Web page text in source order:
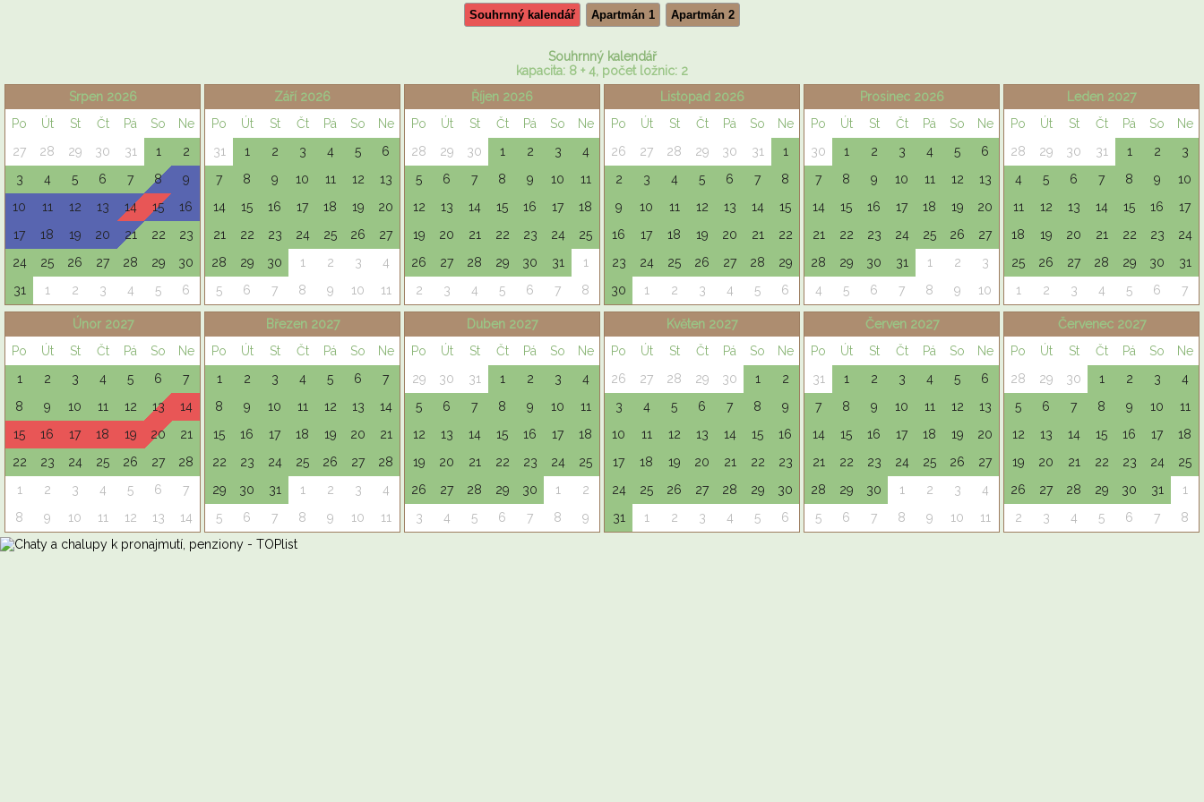
Souhrnný kalendář Apartmán 1 Apartmán 2
Souhrnný kalendář
kapacita: 8 + 4, počet ložnic: 2
Srpen 2026
Po
Út St Čt Pá So
Ne
27
28 29 30 31 1
2
3
4 5 6 7 8
9
10
11 12 13 14 15
16
17
18 19 20 21 22
23
24
25 26 27 28 29
30
31
1 2 3 4 5 6
Září 2026
Po
Út St Čt Pá So
Ne
31
1 2 3 4 5
6
7
8 9 10 11 12
13
14
15 16 17 18 19
20
21
22 23 24 25 26
27
28
29 30 1 2 3
4
5
6 7 8 9 10 11
Říjen 2026
Po
Út St Čt Pá So
Ne
28
29 30 1 2 3
4
5
6 7 8 9 10
11
12
13 14 15 16 17
18
19
20 21 22 23 24
25
26
27 28 29 30 31
1
2
3 4 5 6 7 8
Listopad 2026
Po
Út St Čt Pá So
Ne
26
27 28 29 30 31
1
2
3 4 5 6 7
8
9
10 11 12 13 14
15
16
17 18 19 20 21
22
23
24 25 26 27 28
29
30
1 2 3 4 5 6
Prosinec 2026
Po
Út St Čt Pá So
Ne
30
1 2 3 4 5
6
7
8 9 10 11 12
13
14
15 16 17 18 19
20
21
22 23 24 25 26
27
28
29 30 31 1 2
3
4
5 6 7 8 9 10
Leden 2027
Po
Út St Čt Pá So
Ne
28
29 30 31 1 2
3
4
5 6 7 8 9
10
11
12 13 14 15 16
17
18
19 20 21 22 23
24
25
26 27 28 29 30
31
1
2 3 4 5 6 7
Únor 2027
Po
Út St Čt Pá So
Ne
1
2 3 4 5 6
7
8
9 10 11 12 13
14
15
16 17 18 19 20
21
22
23 24 25 26 27
28
1
2 3 4 5 6
7
8
9 10 11 12 13 14
Březen 2027
Po
Út St Čt Pá So
Ne
1
2 3 4 5 6
7
8
9 10 11 12 13
14
15
16 17 18 19 20
21
22
23 24 25 26 27
28
29
30 31 1 2 3
4
5
6 7 8 9 10 11
Duben 2027
Po
Út St Čt Pá So
Ne
29
30 31 1 2 3
4
5
6 7 8 9 10
11
12
13 14 15 16 17
18
19
20 21 22 23 24
25
26
27 28 29 30 1
2
3
4 5 6 7 8 9
Květen 2027
Po
Út St Čt Pá So
Ne
26
27 28 29 30 1
2
3
4 5 6 7 8
9
10
11 12 13 14 15
16
17
18 19 20 21 22
23
24
25 26 27 28 29
30
31
1 2 3 4 5 6
Červen 2027
Po
Út St Čt Pá So
Ne
31
1 2 3 4 5
6
7
8 9 10 11 12
13
14
15 16 17 18 19
20
21
22 23 24 25 26
27
28
29 30 1 2 3
4
5
6 7 8 9 10 11
Červenec 2027
Po
Út St Čt Pá So
Ne
28
29 30 1 2 3
4
5
6 7 8 9 10
11
12
13 14 15 16 17
18
19
20 21 22 23 24
25
26
27 28 29 30 31
1
2
3 4 5 6 7 8